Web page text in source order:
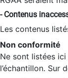
- Contenus
Les contenus
Non conformité
Ne sont listées
l’échantillon. Sur